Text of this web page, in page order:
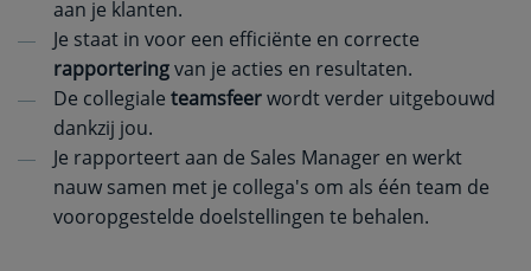
aan je klanten.
Je staat in voor een efficiënte en correcte
rapporteringvan je acties en resultaten.
De collegiale teamsfeerwordt verder uitgebouwd
dankzij jou.
Je rapporteert aan de Sales Manager en werkt
nauw samen met je collega's om als één team de
vooropgestelde doelstellingen te behalen.